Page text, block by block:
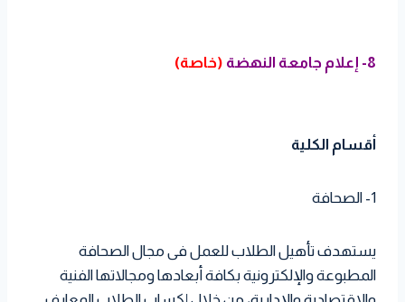
8- إعلام جامعة النهضة (خاصة)
أقسام الكلية
1- الصحافة
يستهدف تأهيل الطلاب للعمل فى مجال الصحافة
المطبوعة والإلكترونية بكافة أبعادها ومجالاتها الفنية